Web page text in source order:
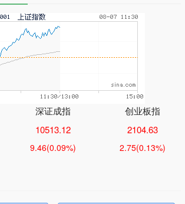
深证成指
10513.12
9.46(0.09%)
创业板指
2104.63
2.75(0.13%)